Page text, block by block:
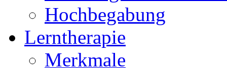
Hochbegabung
Lerntherapie
Merkmale